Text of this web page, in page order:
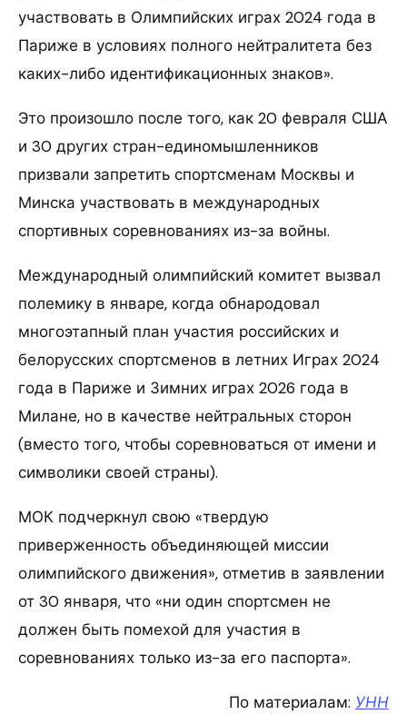
участвовать в Олимпийских играх 2024 года в
Париже в условиях полного нейтралитета без
каких-либо идентификационных знаков».
Это произошло после того, как 20 февраля США
и 30 других стран-единомышленников
призвали запретить спортсменам Москвы и
Минска участвовать в международных
спортивных соревнованиях из-за войны.
Международный олимпийский комитет вызвал
полемику в январе, когда обнародовал
многоэтапный план участия российских и
белорусских спортсменов в летних Играх 2024
года в Париже и Зимних играх 2026 года в
Милане, но в качестве нейтральных сторон
(вместо того, чтобы соревноваться от имени и
символики своей страны).
МОК подчеркнул свою «твердую
приверженность объединяющей миссии
олимпийского движения», отметив в заявлении
от 30 января, что «ни один спортсмен не
должен быть помехой для участия в
соревнованиях только из-за его паспорта».
По материалам: УНН